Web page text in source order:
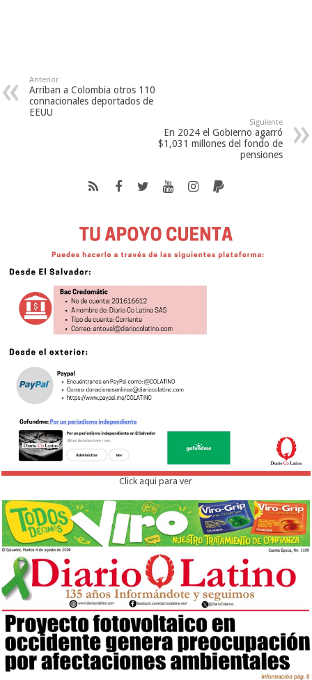
Anterior
Arriban a Colombia otros 110
connacionales deportados de
EEUU
Siguiente
En 2024 el Gobierno agarró
$1,031 millones del fondo de
pensiones
Click aqui para ver